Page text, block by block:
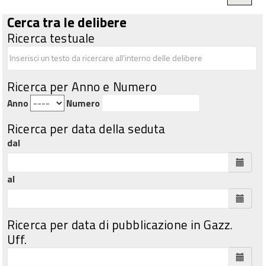
Cerca tra le delibere
Ricerca testuale
Ricerca per Anno e Numero
Anno Numero
Ricerca per data della seduta
dal
al
Ricerca per data di pubblicazione in Gazz.
Uff.